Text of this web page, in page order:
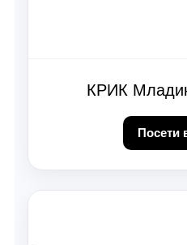
КРИК
Посети